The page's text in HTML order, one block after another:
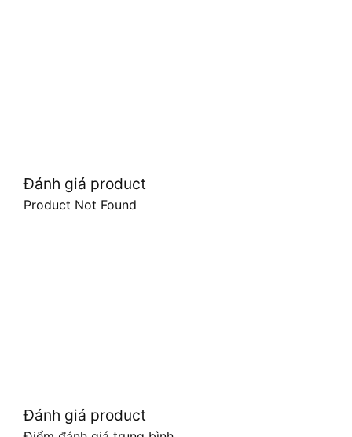
Đánh giá product
Product Not Found
Đánh giá product